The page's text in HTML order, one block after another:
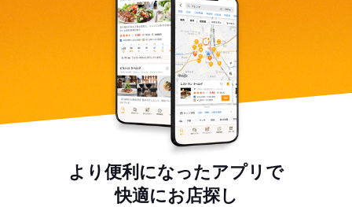
より便利になったアプリで
快適にお店探し